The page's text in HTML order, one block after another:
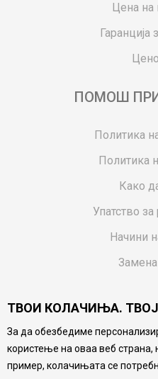
Цена на
Гаранција
ПОМОШ
Политика
Политика
Како
Упатство за
Начини
ТВОИ КОЛАЧИЊА.
За да обезбедиме
користење на оваа веб
пример, колачињата се